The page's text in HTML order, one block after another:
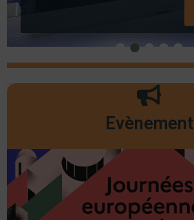
Evènement